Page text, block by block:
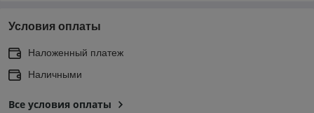
Условия оплаты
Наложенный платеж
Наличными
Все условия оплаты